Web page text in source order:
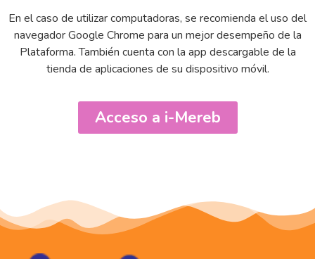
En el caso de utilizar computadoras, se recomienda el uso del
navegador Google Chrome para un mejor desempeño de la
Plataforma. También cuenta con la app descargable de la
tienda de aplicaciones de su dispositivo móvil.
Acceso a i-Mereb